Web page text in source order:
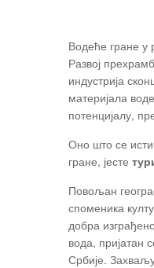
Водеће гране у
Развој
индустрија
материјала
потенцијалу,
Оно што се
гране, јесте
Повољан
споменика
добра
вода, пријатан
Србије.